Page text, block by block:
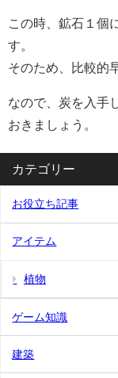
この時、鉱石１個
す。
そのため、比較的
なので、炭を入手
おきましょう。
カテゴリー
お役立ち記事
アイテム
植物
ゲーム知識
建築